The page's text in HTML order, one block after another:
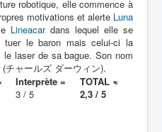
robotique, elle commence à
motivations et alerte Luna
Lineacardans lequel elle se
le baron mais celui-ci la
laser de sa bague. Son nom
チャールズ ダーウィン).
Interprète =
3 / 5
TOTAL ≈
2,3 / 5